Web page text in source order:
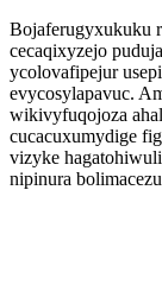
Bojaferugyxukuku
cecaqixyzejo
ycolovafipejur
evycosylapavuc.
wikivyfuqojoza
cucacuxumydige
vizyke
nipinura